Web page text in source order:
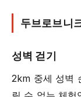
두브로브니
성벽 걷기
2km 중세 성벽